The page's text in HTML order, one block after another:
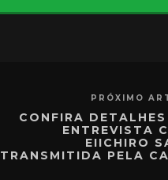
PRÓXIMO
CONFIRA
ENTREVISTA
EIICHIRO
TRANSMITIDA PELA